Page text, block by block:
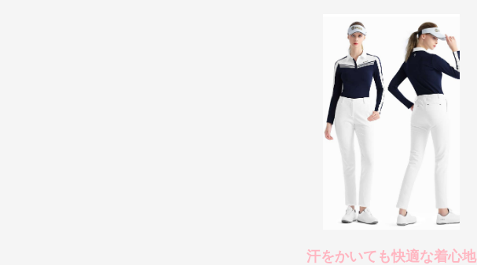
汗をかいても快適な着心地